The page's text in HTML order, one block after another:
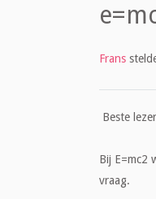
Frans
Beste
Bij E=mc2
vraag.